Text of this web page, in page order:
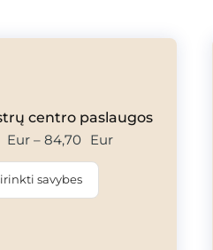
centro paslaugos
Eur – 84,70 Eur
savybes